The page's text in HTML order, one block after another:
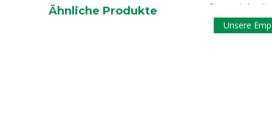
Überschrift
Ähnliche Produkte
Unsere